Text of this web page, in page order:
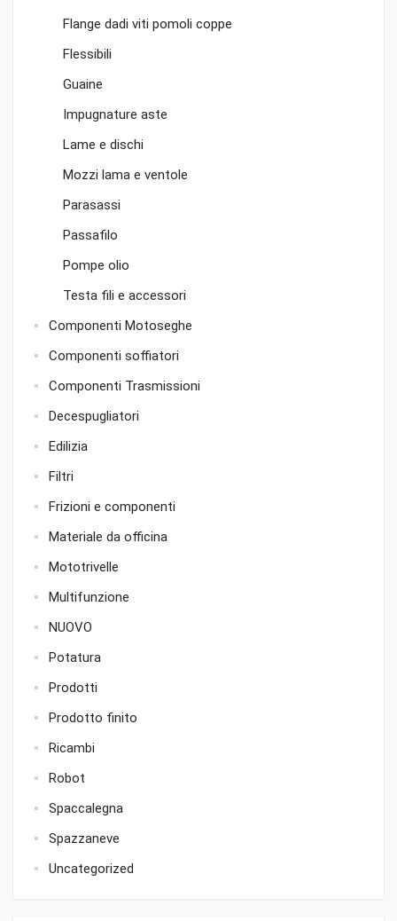
Flange dadi viti pomoli coppe
Flessibili
Guaine
Impugnature aste
Lame e dischi
Mozzi lama e ventole
Parasassi
Passafilo
Pompe olio
Testa fili e accessori
Componenti Motoseghe
Componenti soffiatori
Componenti Trasmissioni
Decespugliatori
Edilizia
Filtri
Frizioni e componenti
Materiale da officina
Mototrivelle
Multifunzione
NUOVO
Potatura
Prodotti
Prodotto finito
Ricambi
Robot
Spaccalegna
Spazzaneve
Uncategorized